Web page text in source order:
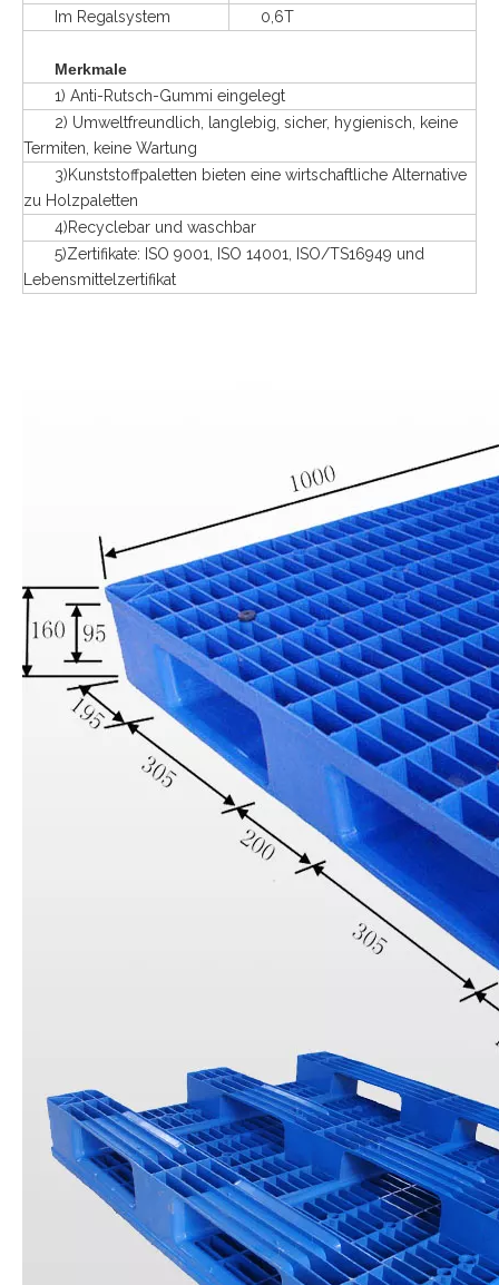
Im Regalsystem
0,6T
Merkmale
1) Anti-Rutsch-Gummi eingelegt
2) Umweltfreundlich, langlebig, sicher, hygienisch, keine
Termiten, keine Wartung
3)Kunststoffpaletten bieten eine wirtschaftliche Alternative
zu Holzpaletten
4)Recyclebar und waschbar
5)Zertifikate: ISO 9001, ISO 14001, ISO/TS16949 und
Lebensmittelzertifikat